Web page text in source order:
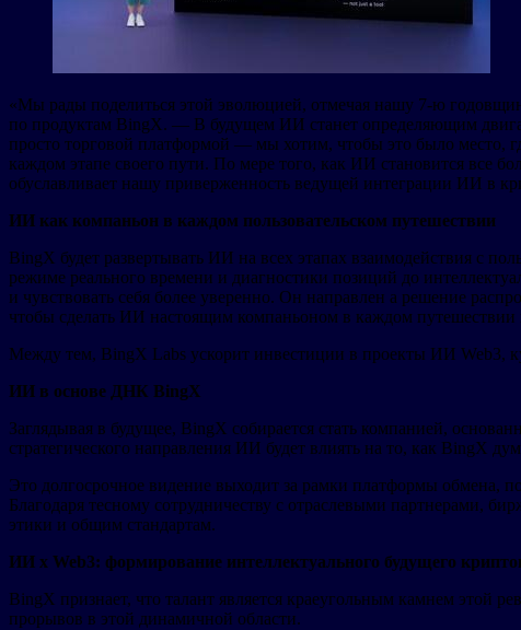
«Мы рады поделиться этой эволюцией, отмечая нашу 7-ю
по продуктам BingX. — В будущем ИИ станет определяющим
просто торговой платформой — мы хотим, чтобы это было место,
каждом этапе своего пути. По мере того, как ИИ становится все
обуславливает нашу приверженность ведущей интеграции ИИ в
ИИ как компаньон в каждом пользовательском путешествии
BingX будет развертывать ИИ на всех этапах взаимодействия с
режиме реального времени и диагностики позиций до
и чувствовать себя более уверенно. Он направлен а решение
чтобы сделать ИИ настоящим компаньоном в каждом путешествии
Между тем, BingX Labs ускорит инвестиции в проекты ИИ Web3,
ИИ в основе ДНК BingX
Заглядывая в будущее, BingX собирается стать компанией,
стратегического направления ИИ будет влиять на то, как BingX
Это долгосрочное видение выходит за рамки платформы обмена,
Благодаря тесному сотрудничеству с отраслевыми партнерами,
этики и общим стандартам.
ИИ x Web3: формирование интеллектуального будущего
BingX признает, что талант является краеугольным камнем этой
прорывов в этой динамичной области.